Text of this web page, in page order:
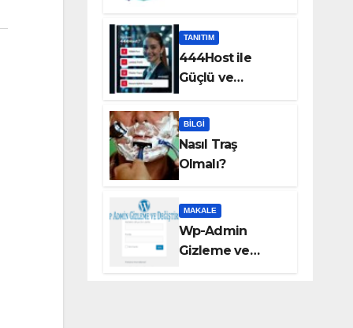
Bilişim’de!
TANITIM
444Host ile
Güçlü ve
Güvenilir VDS
Sunucu
Çözümleri
BILGI
Nasıl Traş
Olmalı?
MAKALE
Wp-Admin
Gizleme ve